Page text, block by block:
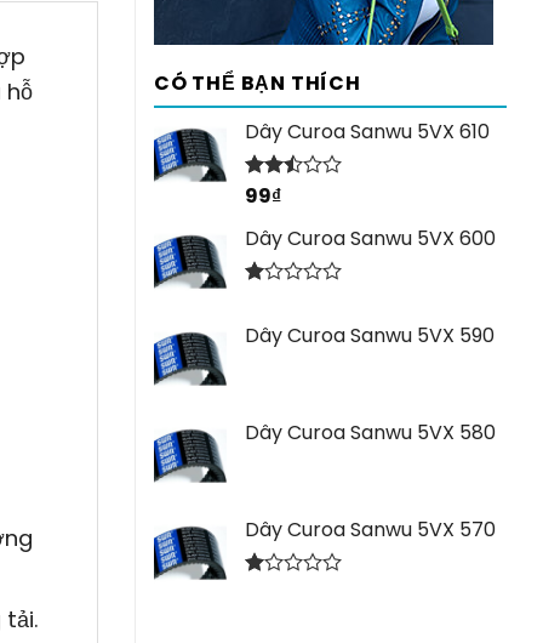
CÓ THỂ BẠN THÍCH
Dây Curoa Sanwu 5VX 610
Được
hạng
2.44
5 sao
99₫
Dây Curoa Sanwu 5VX 600
hạng
Dây Curoa Sanwu 5VX 590
Dây Curoa Sanwu 5VX 580
Dây Curoa Sanwu 5VX 570